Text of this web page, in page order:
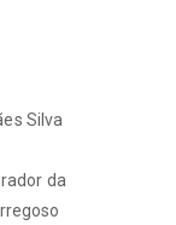
Silva
da